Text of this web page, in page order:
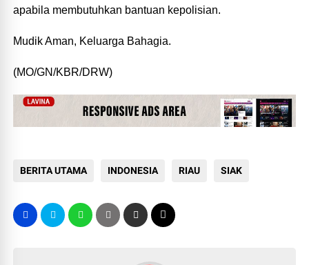
apabila membutuhkan bantuan kepolisian.
Mudik Aman, Keluarga Bahagia.
(MO/GN/KBR/DRW)
BERITA UTAMA INDONESIA RIAU SIAK